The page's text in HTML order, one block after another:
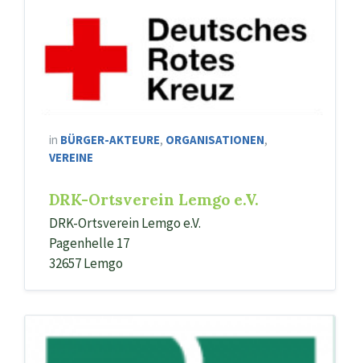
in BÜRGER-AKTEURE, ORGANISATIONEN,
VEREINE
DRK-Ortsverein Lemgo e.V.
DRK-Ortsverein Lemgo e.V.
Pagenhelle 17
32657 Lemgo